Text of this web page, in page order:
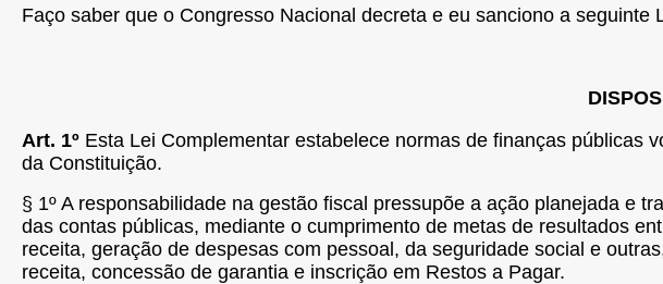
Faço saber que o Congresso Nacional decreta e eu sanciono a seguinte
Art. 1º Esta Lei Complementar estabelece normas de finanças públicas
da Constituição.
§ 1º A responsabilidade na gestão fiscal pressupõe a ação planejada e
das contas públicas, mediante o cumprimento de metas de resultados
receita, geração de despesas com pessoal, da seguridade social e
receita, concessão de garantia e inscrição em Restos a Pagar.